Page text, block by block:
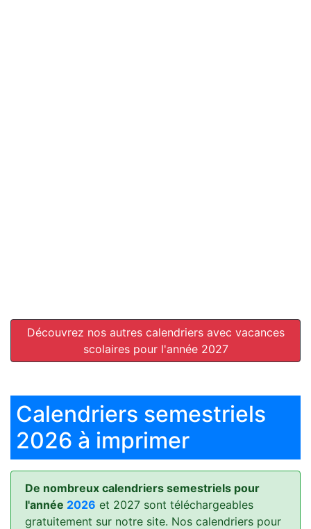
Découvrez nos autres calendriers avec vacances
scolaires pour l'année 2027
Calendriers semestriels
2026 à imprimer
De nombreux calendriers semestriels pour
l'année 2026 et 2027 sont téléchargeables
gratuitement sur notre site. Nos calendriers pour